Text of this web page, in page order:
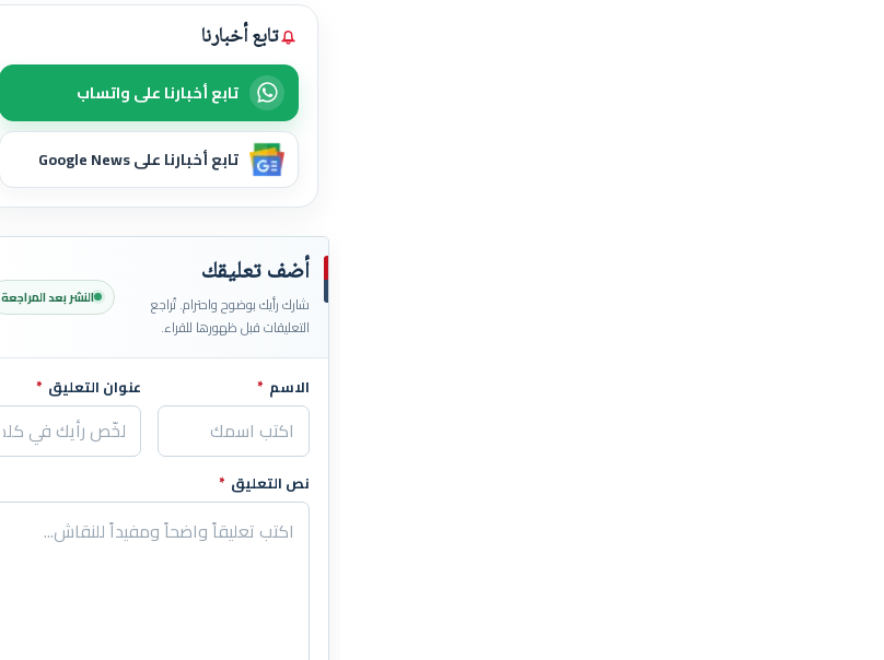
تابع أخبارنا
تابع أخبارنا على واتساب
تابع أخبارنا على Google News
أضف تعليقك
شارك رأيك بوضوح واحترام. تُراجع
التعليقات قبل ظهورها للقراء.
النشر بعد المراجعة
اترك هذا الحقل فارغاً
الاسم * عنوان التعليق *
نص التعليق *